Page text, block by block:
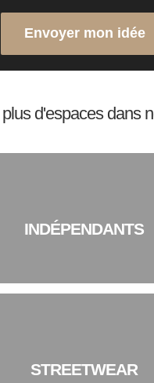
Envoyer mon idée
d'espaces dans
INDÉPENDANTS
STREETWEAR